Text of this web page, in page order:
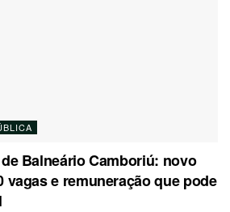
Balneário Camboriú: novo
vagas e remuneração que pode